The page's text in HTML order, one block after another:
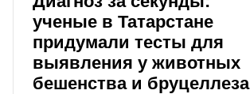
ученые в Татарстане
придумали тесты для
выявления у животных
бешенства и бруцеллеза